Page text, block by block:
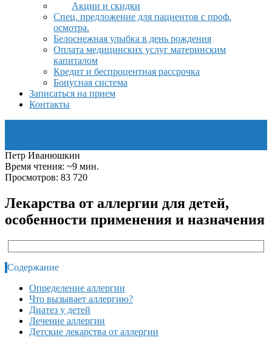
Акции и скидки
Спец. предложение для пациентов с проф.
осмотра.
Белоснежная улыбка в день рождения
Оплата медицинских услуг материнским
капиталом
Кредит и беспроцентная рассрочка
Бонусная система
Записаться на прием
Контакты
Петр Иванюшкин
Время чтения: ~9 мин.
Просмотров: 83 720
Лекарства от аллергии для детей,
особенности применения и назначения
Содержание
Определение аллергии
Что вызывает аллергию?
Диатез у детей
Лечение аллергии
Детские лекарства от аллергии